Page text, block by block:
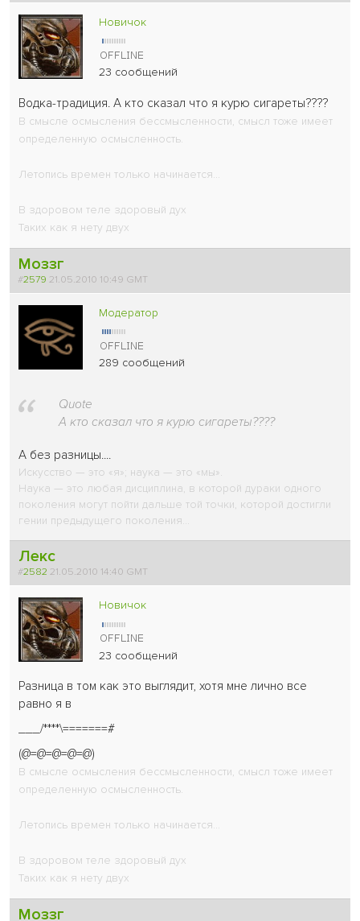
Новичок
23 сообщений
Водка-традиция. А кто сказал что я курю сигареты????
В смысле осмысления бессмысленности, смысл тоже имеет
определенную осмысленность.
Летопись времен только начинается...
В здоровом теле здоровый дух
Таких как я нету двух
Моззг
#2579 21.05.2010 10:49 GMT
Модератор
289 сообщений
Quote
А кто сказал что я курю сигареты????
А без разницы....
Искусство — это «я»; наука — это «мы».
Наука — это любая дисциплина, в которой дураки одного
поколения могут пойти дальше той точки, которой достигли
гении предыдущего поколения...
Лекс
#2582 21.05.2010 14:40 GMT
Новичок
23 сообщений
Разница в том как это выглядит, хотя мне лично все
равно я в
___/****\=======#
(@=@=@=@=@)
В смысле осмысления бессмысленности, смысл тоже имеет
определенную осмысленность.
Летопись времен только начинается...
В здоровом теле здоровый дух
Таких как я нету двух
Моззг